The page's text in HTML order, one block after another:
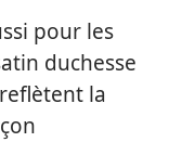
pour les
duchesse
la